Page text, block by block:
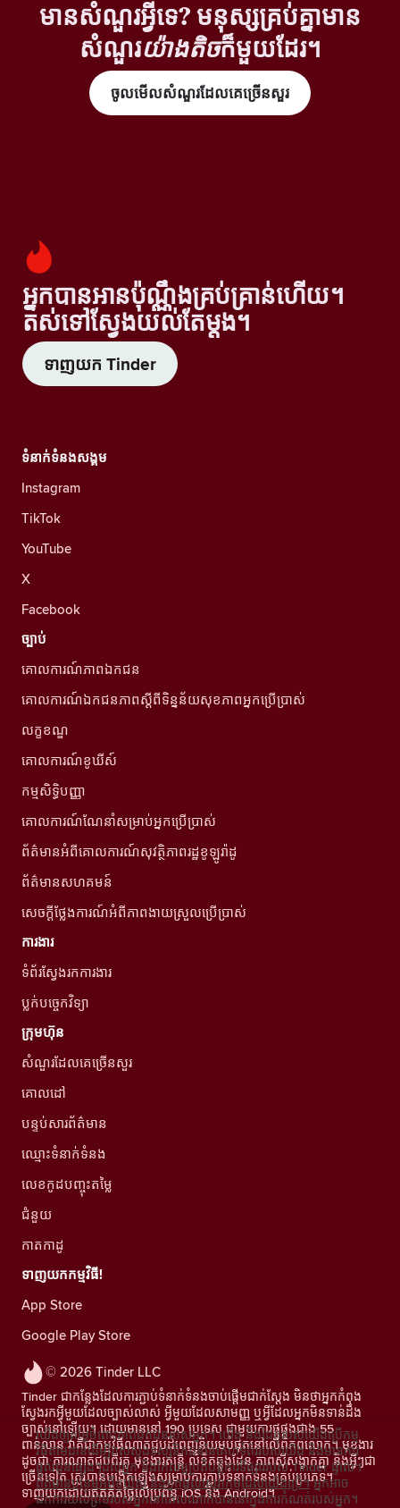
មានសំណួរអ្វីទេ? មនុស្សគ្រប់គ្នាមាន
សំណួរយ៉ាងតិចក៏មួយដែរ។
ចូលមើលសំណួរដែលគេច្រើនសួរ
អ្នកបានអានប៉ុណ្ណឹងគ្រប់គ្រាន់ហើយ។
តស់ទៅស្វែងយល់តែម្តង។
ទាញយក Tinder
© 2026 Tinder LLC
Tinder ជាកន្លែងដែលការភ្ជាប់ទំនាក់ទំនងចាប់ផ្តើមជាក់ស្តែង មិនថាអ្នកកំពុង
ស្វែងរកអ្វីមួយដែលច្បាស់លាស់ អ្វីមួយដែលសាមញ្ញ ឬអ្វីដែលអ្នកមិនទាន់ដឹង
ច្បាស់នៅឡើយ។ ដោយមាននៅ 190 ប្រទេស ជាមួយការផ្គូផ្គងជាង 55
ពាន់លាន វាគឺជាកម្មវិធីណាត់ជួបដ៏ពេញនិយមបំផុតនៅលើពិភពលោក។ មុខងារ
ដូចជា ការណាត់ជួបពីរគូ មុខងារតន្រ្តី លិខិតឆ្លងដែន ភាពស៊ីសង្វាក់គ្នា និងអ្វីៗជា
ច្រើនទៀត ត្រូវបានបង្កើតឡើងសម្រាប់ការភ្ជាប់ទំនាក់ទំនងគ្រប់ប្រភេទ។
ទាញយកដោយឥតគិតថ្លៃលើប្រព័ន្ធ iOS និង Android។
ទំនាក់ទំនងសង្គម
Instagram
TikTok
YouTube
X
Facebook
ច្បាប់
គោលការណ៍ភាពឯកជន
គោលការណ៍ឯកជនភាពស្ដីពីទិន្នន័យសុខភាពអ្នកប្រើប្រាស់
លក្ខខណ្ឌ
គោលការណ៍ខូឃីស៍
កម្មសិទ្ធិបញ្ញា
គោលការណ៍ណែនាំសម្រាប់អ្នកប្រើប្រាស់
ព័ត៌មានអំពីគោលការណ៍សុវត្ថិភាពរដ្ឋខូឡូរ៉ាដូ
ព័ត៌មានសហគមន៍
សេចក្តីថ្លែងការណ៍អំពីភាពងាយស្រួលប្រើប្រាស់
ការងារ
ទំព័រស្វែងរកការងារ
ប្លក់បច្ចេកវិទ្យា
ក្រុមហ៊ុន
សំណួរដែលគេច្រើនសួរ
គោលដៅ
បន្ទប់សារព័ត៌មាន
ឈ្មោះទំនាក់ទំនង
លេខកូដបញ្ចុះតម្លៃ
ជំនួយ
កាតកាដូ
ទាញយកកម្មវិធី!
App Store
Google Play Store
យើងឲ្យតម្លៃចំពោះភាពឯកជនរបស់អ្នក។ យើង និងដៃគូរបស់យើងប្រើកម្ម
វិធីតាមដានដើម្បីវាស់ស្ទង់ទស្សនិកជននៃគេហទំព័ររបស់យើង និងមានការ
ផ្តល់ជូនផ្សេងៗដល់អ្នក និងកែលម្អប្រតិបត្តិការទីផ្សាររបស់ Tinder ផ្ទាល់។
ព័ត៌មានបន្ថែមអំពីខូឃីស៍ និងអ្នកផ្តល់សេវាកម្មដែលយើងប្រើ។ អ្នកអាច
ដកការយល់ព្រមរបស់អ្នកនៅពេលណាក៏បាននៅក្នុងការកំណត់របស់អ្នក។